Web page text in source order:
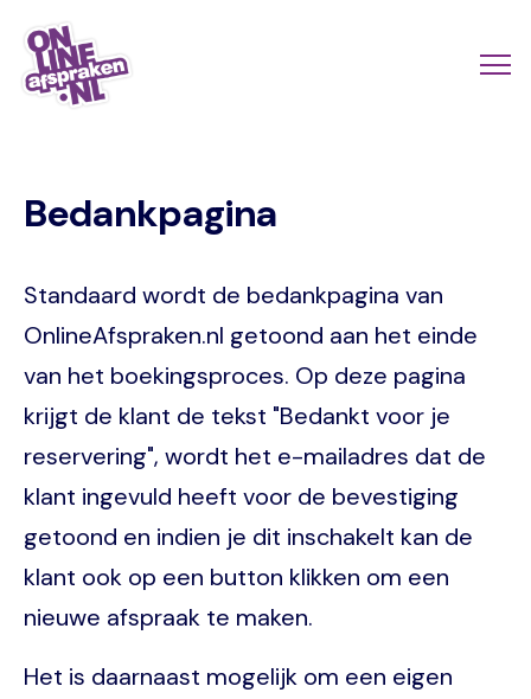
Skip
main
Bedankpagina
Standaard wordt de bedankpagina van
OnlineAfspraken.nl getoond aan het einde
van het boekingsproces. Op deze pagina
krijgt de klant de tekst "Bedankt voor je
reservering", wordt het e-mailadres dat de
klant ingevuld heeft voor de bevestiging
getoond en indien je dit inschakelt kan de
klant ook op een button klikken om een
nieuwe afspraak te maken.
Het is daarnaast mogelijk om een eigen